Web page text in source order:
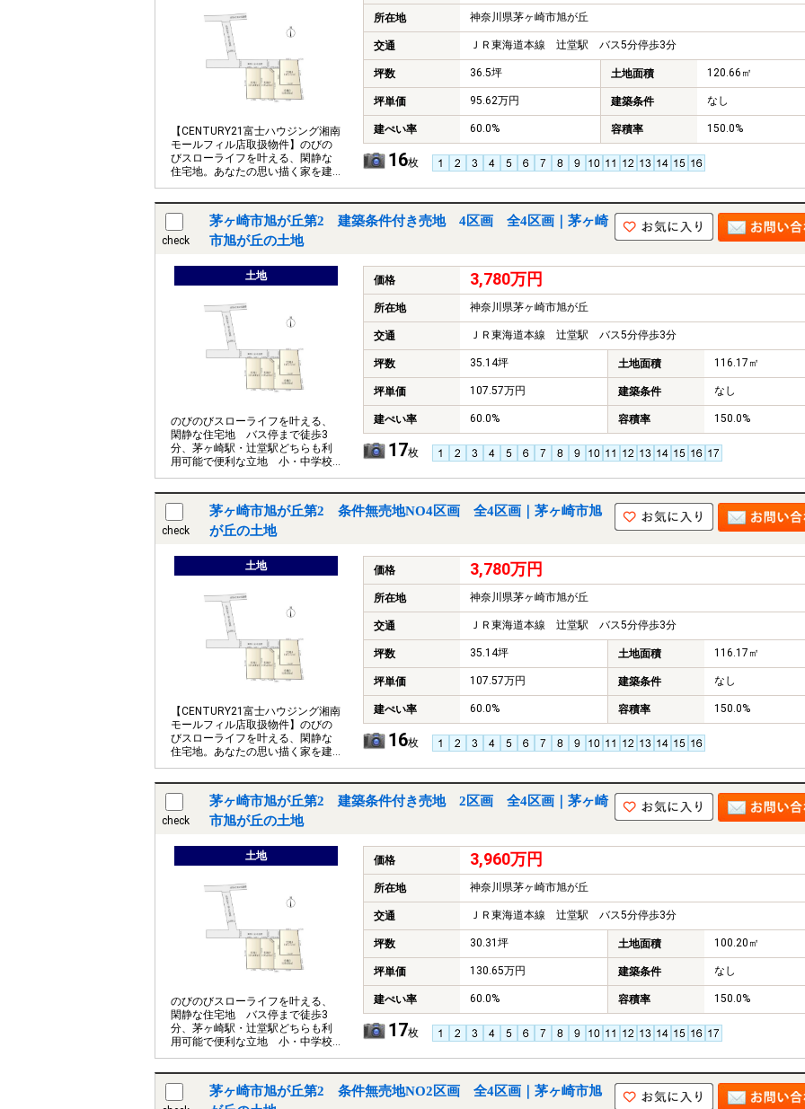
【CENTURY21富士ハウジング湘南
モールフィル店取扱物件】のびの
びスローライフを叶える、閑静な
住宅地。あなたの思い描く家を建
ててみませんか
所在地 神奈川県茅ヶ崎市旭が丘
交通 ＪＲ東海道本線 辻堂駅 バス5分停歩3分
坪数 36.5坪 土地面積 120.66㎡
坪単価 95.62万円 建築条件 なし
建ぺい率 60.0% 容積率 150.0%
16枚
check
茅ヶ崎市旭が丘第2 建築条件付き売地 4区画 全4区画｜茅ヶ崎
市旭が丘の土地
土地
のびのびスローライフを叶える、
閑静な住宅地 バス停まで徒歩3
分、茅ヶ崎駅・辻堂駅どちらも利
用可能で便利な立地 小・中学校
徒歩15分圏内でお子様の通学も安
価格 3,780万円
所在地 神奈川県茅ヶ崎市旭が丘
交通 ＪＲ東海道本線 辻堂駅 バス5分停歩3分
坪数 35.14坪 土地面積 116.17㎡
坪単価 107.57万円 建築条件 なし
建ぺい率 60.0% 容積率 150.0%
17枚
check
茅ヶ崎市旭が丘第2 条件無売地NO4区画 全4区画｜茅ヶ崎市旭
が丘の土地
土地
【CENTURY21富士ハウジング湘南
モールフィル店取扱物件】のびの
びスローライフを叶える、閑静な
住宅地。あなたの思い描く家を建
ててみませんか
価格 3,780万円
所在地 神奈川県茅ヶ崎市旭が丘
交通 ＪＲ東海道本線 辻堂駅 バス5分停歩3分
坪数 35.14坪 土地面積 116.17㎡
坪単価 107.57万円 建築条件 なし
建ぺい率 60.0% 容積率 150.0%
16枚
check
茅ヶ崎市旭が丘第2 建築条件付き売地 2区画 全4区画｜茅ヶ崎
市旭が丘の土地
土地
のびのびスローライフを叶える、
閑静な住宅地 バス停まで徒歩3
分、茅ヶ崎駅・辻堂駅どちらも利
用可能で便利な立地 小・中学校
徒歩15分圏内でお子様の通学も安
価格 3,960万円
所在地 神奈川県茅ヶ崎市旭が丘
交通 ＪＲ東海道本線 辻堂駅 バス5分停歩3分
坪数 30.31坪 土地面積 100.20㎡
坪単価 130.65万円 建築条件 なし
建ぺい率 60.0% 容積率 150.0%
17枚
茅ヶ崎市旭が丘第2 条件無売地NO2区画 全4区画｜茅ヶ崎市旭